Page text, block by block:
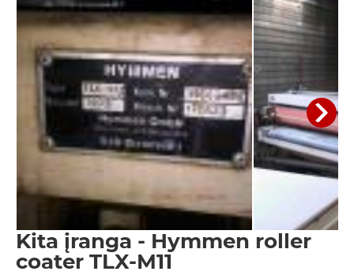
Kita įranga - Hymmen roller
coater TLX-M11